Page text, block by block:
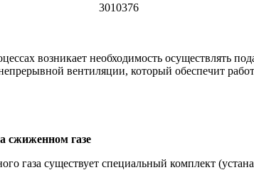
3010376
возникает необходимость осуществлять
вентиляции, который обеспечит
сжиженном газе
газа существует специальный комплект